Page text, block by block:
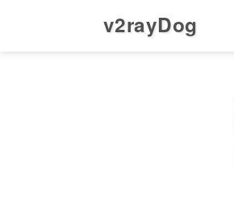
v2rayDog